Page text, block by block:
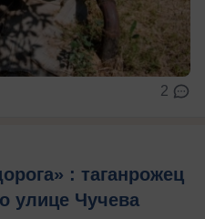
2
: таганрожец
улице Чучева